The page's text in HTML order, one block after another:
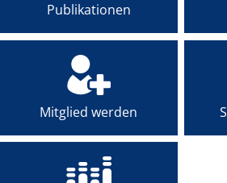
Publikationen
Mitglied werden